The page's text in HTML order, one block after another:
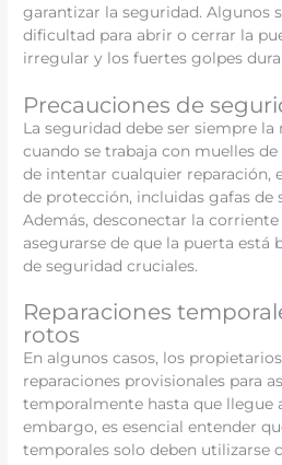
garantizar la seguridad. Algunos
dificultad para abrir o cerrar la
irregular y los fuertes golpes
Precauciones de
La seguridad debe ser siempre
cuando se trabaja con muelles
de intentar cualquier reparación,
de protección, incluidas gafas de
Además, desconectar la
asegurarse de que la puerta está
de seguridad cruciales.
Reparaciones
rotos
En algunos casos, los
reparaciones provisionales para
temporalmente hasta que llegue
embargo, es esencial entender
temporales solo deben utilizarse